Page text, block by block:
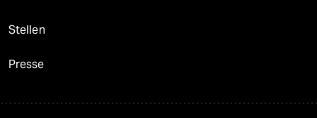
Stellen
Presse